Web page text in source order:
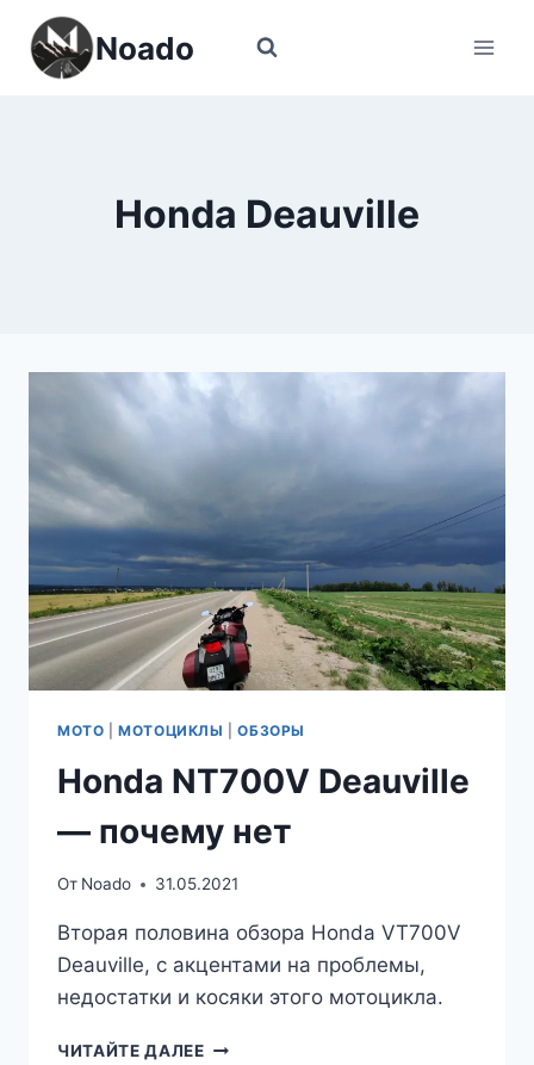
Перейти
содержимому
Noado
Honda Deauville
МОТО |МОТОЦИКЛЫ |ОБЗОРЫ
Honda NT700V Deauville
— почему нет
От Noado 31.05.2021
Вторая половина обзора Honda VT700V
Deauville, с акцентами на проблемы,
недостатки и косяки этого мотоцикла.
ЧИТАЙТЕ ДАЛЕЕHONDA